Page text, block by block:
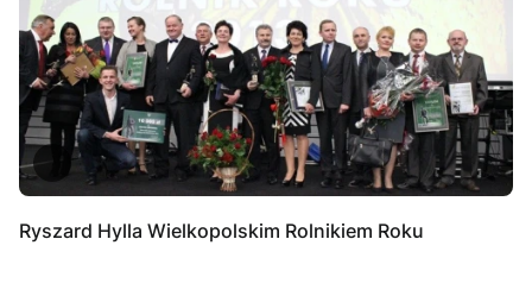
Ryszard Hylla Wielkopolskim Rolnikiem Roku